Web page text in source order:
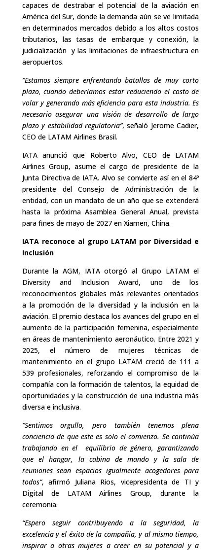
capaces de destrabar el potencial de la aviación en
América del Sur, donde la demanda aún se ve limitada
en determinados mercados debido a los altos costos
tributarios, las tasas de embarque y conexión, la
judicialización y las limitaciones de infraestructura en
aeropuertos.
“Estamos siempre enfrentando batallas de muy corto
plazo, cuando deberíamos estar reduciendo el costo de
volar y generando más eficiencia para esta industria. Es
necesario asegurar una visión de desarrollo de largo
plazo y estabilidad regulatoria”, señaló Jerome Cadier,
CEO de LATAM Airlines Brasil.
IATA anunció que Roberto Alvo, CEO de LATAM
Airlines Group, asume el cargo de presidente de la
Junta Directiva de IATA. Alvo se convierte así en el 84º
presidente del Consejo de Administración de la
entidad, con un mandato de un año que se extenderá
hasta la próxima Asamblea General Anual, prevista
para fines de mayo de 2027 en Xiamen, China.
IATA reconoce al grupo LATAM por Diversidad e
Inclusión
Durante la AGM, IATA otorgó al Grupo LATAM el
Diversity and Inclusion Award, uno de los
reconocimientos globales más relevantes orientados
a la promoción de la diversidad y la inclusión en la
aviación. El premio destaca los avances del grupo en el
aumento de la participación femenina, especialmente
en áreas de mantenimiento aeronáutico. Entre 2021 y
2025, el número de mujeres técnicas de
mantenimiento en el grupo LATAM creció de 111 a
539 profesionales, reforzando el compromiso de la
compañía con la formación de talentos, la equidad de
oportunidades y la construcción de una industria más
diversa e inclusiva.
“Sentimos orgullo, pero también tenemos plena
conciencia de que este es solo el comienzo. Se continúa
trabajando en el equilibrio de género, garantizando
que el hangar, la cabina de mando y la sala de
reuniones sean espacios igualmente acogedores para
todos”, afirmó Juliana Rios, vicepresidenta de TI y
Digital de LATAM Airlines Group, durante la
ceremonia.
“Espero seguir contribuyendo a la seguridad, la
excelencia y el éxito de la compañía, y al mismo tiempo,
inspirar a otras mujeres a creer en su potencial y a